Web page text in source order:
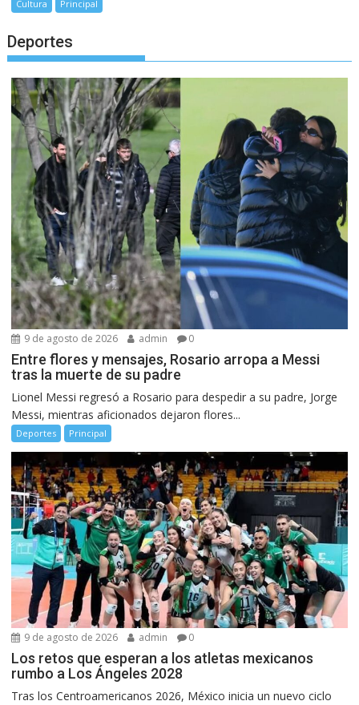
Cultura Principal
Deportes
9 de agosto de 2026 admin 0
Entre flores y mensajes, Rosario arropa a Messi
tras la muerte de su padre
Lionel Messi regresó a Rosario para despedir a su padre, Jorge
Messi, mientras aficionados dejaron flores...
Deportes Principal
9 de agosto de 2026 admin 0
Los retos que esperan a los atletas mexicanos
rumbo a Los Ángeles 2028
Tras los Centroamericanos 2026, México inicia un nuevo ciclo